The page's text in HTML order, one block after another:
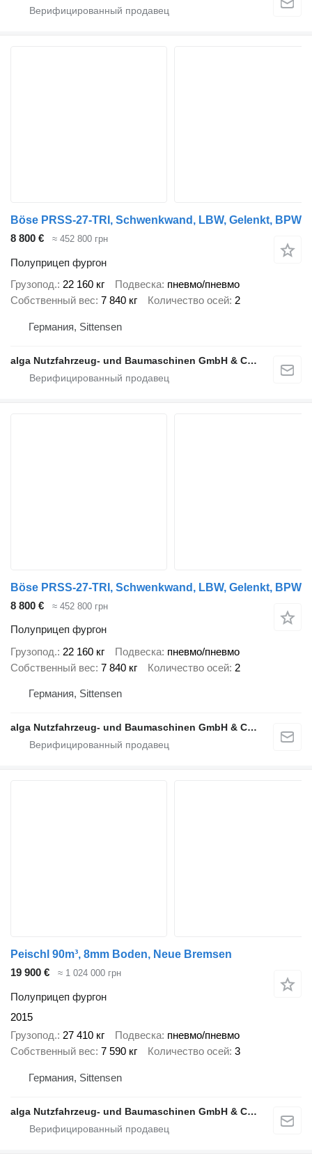
Böse PRSS-27-TRI, Schwenkwand, LBW, Gelenkt, BPW
8 800 €
≈ 452 800 грн
Полуприцеп фургон
Грузопод. 22 160 кг Подвеска пневмо/пневмо
Собственный вес 7 840 кг Количество осей 2
Германия, Sittensen
alga Nutzfahrzeug- und Baumaschinen GmbH & Co. KG
Böse PRSS-27-TRI, Schwenkwand, LBW, Gelenkt, BPW
8 800 €
≈ 452 800 грн
Полуприцеп фургон
Грузопод. 22 160 кг Подвеска пневмо/пневмо
Собственный вес 7 840 кг Количество осей 2
Германия, Sittensen
alga Nutzfahrzeug- und Baumaschinen GmbH & Co. KG
Peischl 90m³, 8mm Boden, Neue Bremsen
19 900 €
≈ 1 024 000 грн
Полуприцеп фургон
2015
Грузопод. 27 410 кг Подвеска пневмо/пневмо
Собственный вес 7 590 кг Количество осей 3
Германия, Sittensen
alga Nutzfahrzeug- und Baumaschinen GmbH & Co. KG